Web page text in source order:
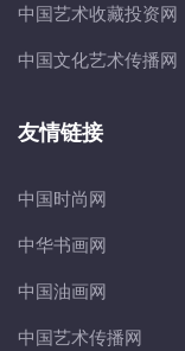
中国艺术收藏投资网
中国文化艺术传播网
友情链接
中国时尚网
中华书画网
中国油画网
中国艺术传播网